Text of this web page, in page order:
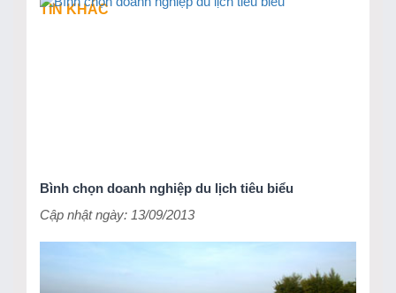
TIN KHÁC
Bình chọn doanh nghiệp du lịch tiêu biểu
Cập nhật ngày: 13/09/2013